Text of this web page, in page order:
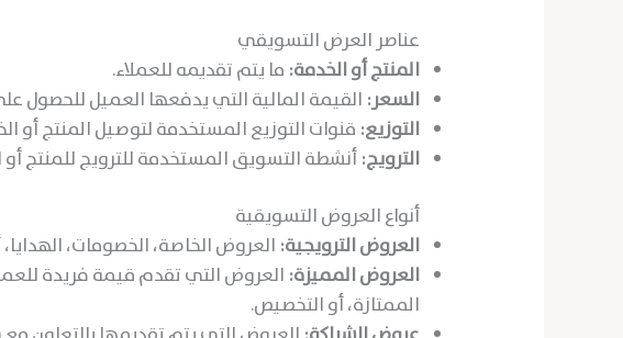
عناصر العرض التسويقي
المنتج أو الخدمة: ما يتم تقديمه للعملاء.
السعر: القيمة المالية التي يدفعها العميل للحصول
التوزيع: قنوات التوزيع المستخدمة لتوصيل المنتج أو
الترويج:أنشطة التسويق المستخدمة للترويج للمنتج أو
أنواع العروض التسويقية
العروض الترويجية: العروض الخاصة، الخصومات،
العروض المميزة: العروض التي تقدم قيمة فريدة
الممتازة، أو التخصيص.